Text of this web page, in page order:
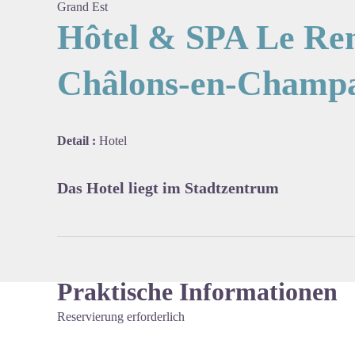
Grand Est
Hôtel & SPA Le
Châlons-en-
Detail : Hotel
Das Hotel liegt im Stadtzentrum
Praktische Informationen
Reservierung erforderlich